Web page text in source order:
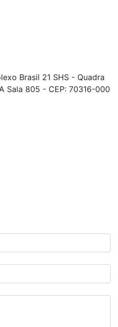
Brasil 21 SHS - Quadra
Sala 805 - CEP: 70316-000